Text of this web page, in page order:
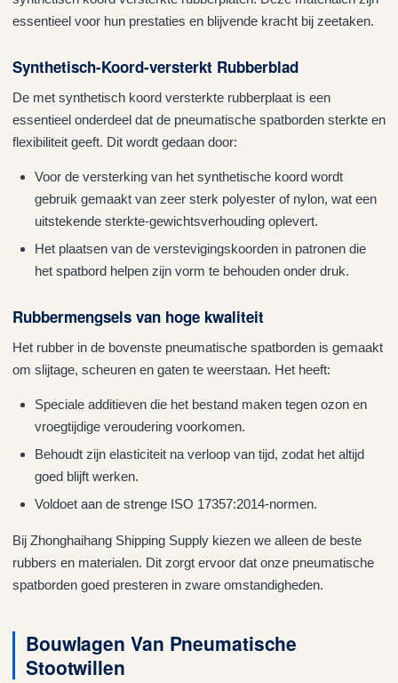
essentieel voor hun prestaties en blijvende kracht bij zeetaken.
Synthetisch-Koord-versterkt Rubberblad
De met synthetisch koord versterkte rubberplaat is een
essentieel onderdeel dat de pneumatische spatborden sterkte en
flexibiliteit geeft. Dit wordt gedaan door:
Voor de versterking van het synthetische koord wordt
gebruik gemaakt van zeer sterk polyester of nylon, wat een
uitstekende sterkte-gewichtsverhouding oplevert.
Het plaatsen van de verstevigingskoorden in patronen die
het spatbord helpen zijn vorm te behouden onder druk.
Rubbermengsels van hoge kwaliteit
Het rubber in de bovenste pneumatische spatborden is gemaakt
om slijtage, scheuren en gaten te weerstaan. Het heeft:
Speciale additieven die het bestand maken tegen ozon en
vroegtijdige veroudering voorkomen.
Behoudt zijn elasticiteit na verloop van tijd, zodat het altijd
goed blijft werken.
Voldoet aan de strenge ISO 17357:2014-normen.
Bij Zhonghaihang Shipping Supply kiezen we alleen de beste
rubbers en materialen. Dit zorgt ervoor dat onze pneumatische
spatborden goed presteren in zware omstandigheden.
Bouwlagen Van Pneumatische
Stootwillen